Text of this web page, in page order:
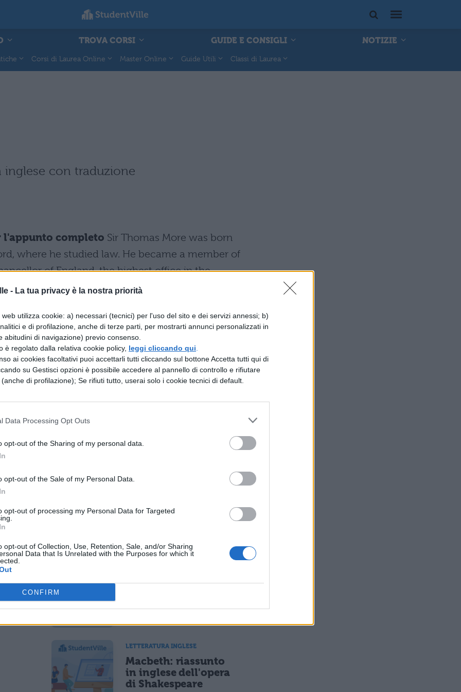
- La tua privacy è la nostra priorità
utilizza cookie: a) necessari (tecnici) per l'uso del sito e dei servizi annessi; b)
e di profilazione, anche di terze parti, per mostrarti annunci personalizzati in
abitudini di navigazione) previo consenso.
è regolato dalla relativa cookie policy, leggi cliccando qui
ai cookies facoltativi puoi accettarli tutti cliccando sul bottone Accetta tutti qui di
su Gestisci opzioni è possibile accedere al pannello di controllo e rifiutare
di profilazione); Se rifiuti tutto, userai solo i cookie tecnici di default.
Data Processing Opt Outs
opt-out of the Sharing of my personal data.
opt-out of the Sale of my Personal Data.
opt-out of processing my Personal Data for Targeted
opt-out of Collection, Use, Retention, Sale, and/or Sharing
Data that Is Unrelated with the Purposes for which it
CONFIRM
TROVA CORSI GUIDE E CONSIGLI
NOTIZIE
Corsi di Laurea Online Master Online Guide Utili Classi di Laurea
con traduzione
l'appunto completo Sir Thomas More was born
where he studied law. He became a member of
of England, the highest office in the
He had always opposed Henry VIII’s second
he had refused to swear acceptance
il contenuto
di
e
Enrico VIII di
Shakespeare: sintesi
e
Mappa Concettuale:
di
Shakespeare the
LETTERATURA INGLESE
Macbeth: riassunto
in inglese dell'opera
di Shakespeare